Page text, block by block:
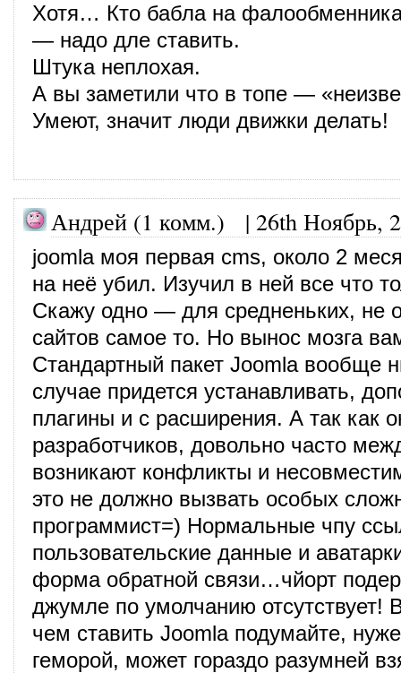
Хотя… Кто бабла на
— надо дле ставить.
Штука неплохая.
А вы заметили что в топе —
Умеют, значит люди движки делать!
Андрей (1 комм.) | 26th Ноябрь,
joomla моя первая cms, около 2
на неё убил. Изучил в ней все что
Скажу одно — для средненьких, не
сайтов самое то. Но вынос мозга
Стандартный пакет Joomla
случае придется устанавливать,
плагины и с расширения. А так как
разработчиков, довольно часто
возникают конфликты и
это не должно вызвать особых
программист=) Нормальные чпу
пользовательские данные и
форма обратной связи…чйорт
джумле по умолчанию
чем ставить Joomla подумайте,
геморой, может гораздо разумней